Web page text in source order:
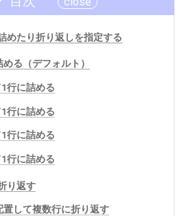
めたり折り返しを指定する
る（デフォルト）
行に詰める
行に詰める
行に詰める
行に詰める
り返す
置して複数行に折り返す